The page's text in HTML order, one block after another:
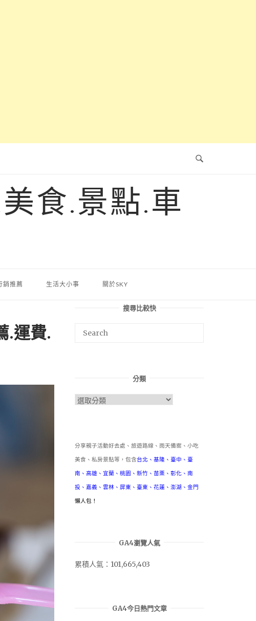
食.景點.車
銷推薦 生活大小事 關於SKY
.運費.
搜尋比較快
分類
分
分享親子活動好去處、旅遊路線、雨天備案、小吃
美食、私房景點等，包含台北 、 基隆 、 臺中 、 臺
南 、 高雄 、 宜蘭 、 桃園 、 新竹 、 苗栗 、 彰化 、 南
投 、 嘉義 、 雲林 、 屏東 、 臺東 、 花蓮 、 澎湖 、 金門
懶人包！
GA4瀏覽人氣
累積人氣：101,665,403
GA4今日熱門文章